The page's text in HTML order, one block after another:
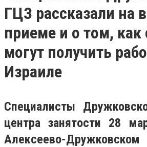
ГЦЗ рассказали на
приеме и о том, как
могут получить
Израиле
Специалисты
центра занятости 28
Алексеево-